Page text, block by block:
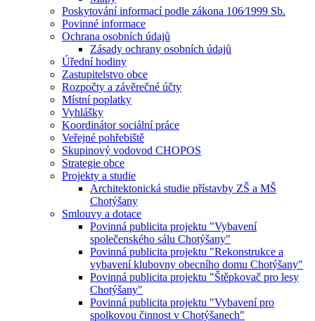
Poskytování informací podle zákona 106⁄1999 Sb.
Povinné informace
Ochrana osobních údajů
Zásady ochrany osobních údajů
Úřední hodiny
Zastupitelstvo obce
Rozpočty a závěrečné účty
Místní poplatky
Vyhlášky
Koordinátor sociální práce
Veřejné pohřebiště
Skupinový vodovod CHOPOS
Strategie obce
Projekty a studie
Architektonická studie přístavby ZŠ a MŠ
Chotýšany
Smlouvy a dotace
Povinná publicita projektu "Vybavení
společenského sálu Chotýšany"
Povinná publicita projektu "Rekonstrukce a
vybavení klubovny obecního domu Chotýšany"
Povinná publicita projektu "Štěpkovač pro lesy
Chotýšany"
Povinná publicita projektu "Vybavení pro
spolkovou činnost v Chotýšanech"